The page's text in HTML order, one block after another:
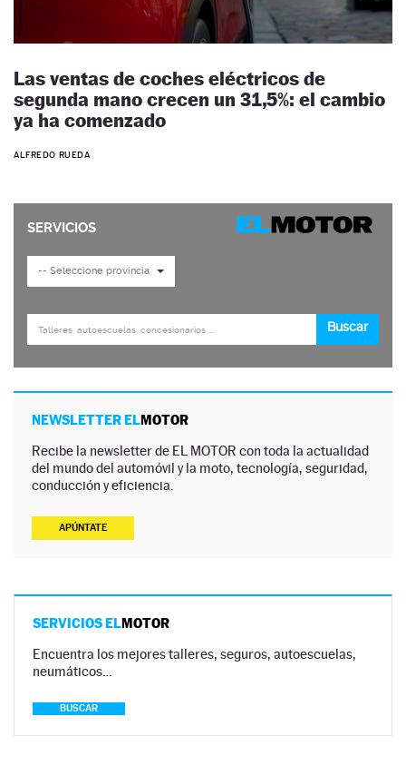
Las ventas de coches eléctricos de
segunda mano crecen un 31,5%: el cambio
ya ha comenzado
ALFREDO RUEDA
NEWSLETTER ELMOTOR
Recibe la newsletter de EL MOTOR con toda la actualidad
del mundo del automóvil y la moto, tecnología, seguridad,
conducción y eficiencia.
APÚNTATE
SERVICIOS ELMOTOR
Encuentra los mejores talleres, seguros, autoescuelas,
neumáticos…
BUSCAR